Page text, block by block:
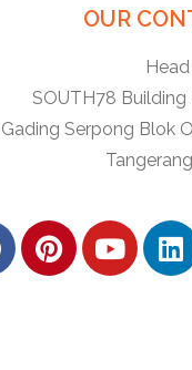
OUR
SOUTH78 Building
Serpong Blok